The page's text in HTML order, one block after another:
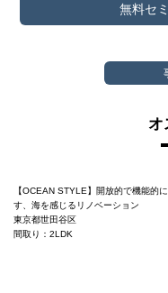
無料セ
オ
【OCEAN STYLE】開放的で機能的
す、海を感じるリノベーション
東京都世田谷区
間取り：2LDK